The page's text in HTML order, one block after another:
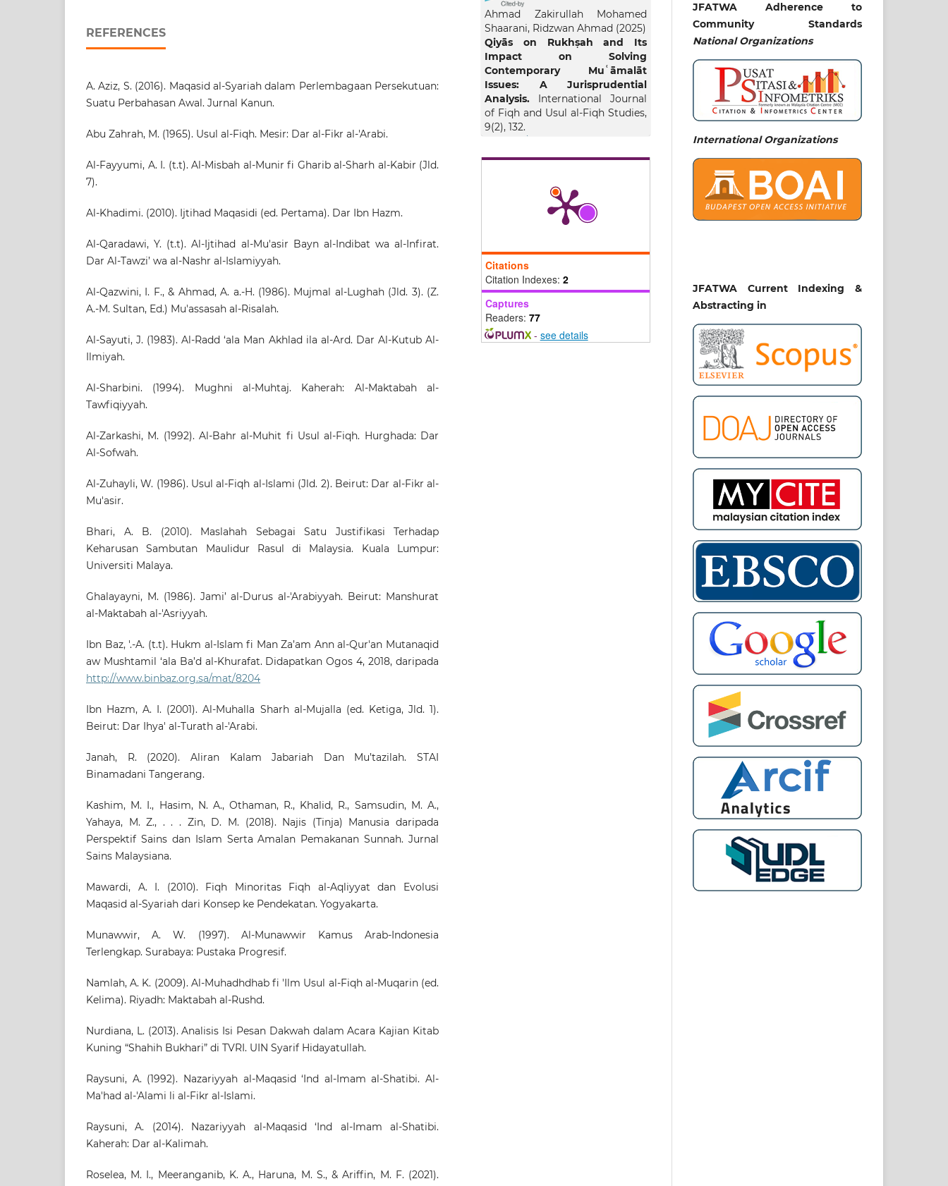
REFERENCES
A. Aziz, S. (2016). Maqasid al-Syariah dalam Perlembagaan Persekutuan:
Suatu Perbahasan Awal. Jurnal Kanun.
Abu Zahrah, M. (1965). Usul al-Fiqh. Mesir: Dar al-Fikr al-'Arabi.
Al-Fayyumi, A. I. (t.t). Al-Misbah al-Munir fi Gharib al-Sharh al-Kabir (Jld.
7).
Al-Khadimi. (2010). Ijtihad Maqasidi (ed. Pertama). Dar Ibn Hazm.
Al-Qaradawi, Y. (t.t). Al-Ijtihad al-Mu'asir Bayn al-Indibat wa al-Infirat.
Dar Al-Tawzi’ wa al-Nashr al-Islamiyyah.
Al-Qazwini, I. F., & Ahmad, A. a.-H. (1986). Mujmal al-Lughah (Jld. 3). (Z.
A.-M. Sultan, Ed.) Mu'assasah al-Risalah.
Al-Sayuti, J. (1983). Al-Radd ‘ala Man Akhlad ila al-Ard. Dar Al-Kutub Al-
Ilmiyah.
Al-Sharbini. (1994). Mughni al-Muhtaj. Kaherah: Al-Maktabah al-
Tawfiqiyyah.
Al-Zarkashi, M. (1992). Al-Bahr al-Muhit fi Usul al-Fiqh. Hurghada: Dar
Al-Sofwah.
Al-Zuhayli, W. (1986). Usul al-Fiqh al-Islami (Jld. 2). Beirut: Dar al-Fikr al-
Mu'asir.
Bhari, A. B. (2010). Maslahah Sebagai Satu Justifikasi Terhadap
Keharusan Sambutan Maulidur Rasul di Malaysia. Kuala Lumpur:
Universiti Malaya.
Ghalayayni, M. (1986). Jami’ al-Durus al-'Arabiyyah. Beirut: Manshurat
al-Maktabah al-'Asriyyah.
Ibn Baz, '.-A. (t.t). Hukm al-Islam fi Man Za’am Ann al-Qur'an Mutanaqid
aw Mushtamil ‘ala Ba’d al-Khurafat. Didapatkan Ogos 4, 2018, daripada
http://www.binbaz.org.sa/mat/8204
Ibn Hazm, A. I. (2001). Al-Muhalla Sharh al-Mujalla (ed. Ketiga, Jld. 1).
Beirut: Dar Ihya' al-Turath al-'Arabi.
Janah, R. (2020). Aliran Kalam Jabariah Dan Mu’tazilah. STAI
Binamadani Tangerang.
Kashim, M. I., Hasim, N. A., Othaman, R., Khalid, R., Samsudin, M. A.,
Yahaya, M. Z., . . . Zin, D. M. (2018). Najis (Tinja) Manusia daripada
Perspektif Sains dan Islam Serta Amalan Pemakanan Sunnah. Jurnal
Sains Malaysiana.
Mawardi, A. I. (2010). Fiqh Minoritas Fiqh al-Aqliyyat dan Evolusi
Maqasid al-Syariah dari Konsep ke Pendekatan. Yogyakarta.
Munawwir, A. W. (1997). Al-Munawwir Kamus Arab-Indonesia
Terlengkap. Surabaya: Pustaka Progresif.
Namlah, A. K. (2009). Al-Muhadhdhab fi 'Ilm Usul al-Fiqh al-Muqarin (ed.
Kelima). Riyadh: Maktabah al-Rushd.
Nurdiana, L. (2013). Analisis Isi Pesan Dakwah dalam Acara Kajian Kitab
Kuning “Shahih Bukhari” di TVRI. UIN Syarif Hidayatullah.
Raysuni, A. (1992). Nazariyyah al-Maqasid ‘Ind al-Imam al-Shatibi. Al-
Ma'had al-'Alami li al-Fikr al-Islami.
Raysuni, A. (2014). Nazariyyah al-Maqasid ‘Ind al-Imam al-Shatibi.
Kaherah: Dar al-Kalimah.
Roselea, M. I., Meeranganib, K. A., Haruna, M. S., & Ariffin, M. F. (2021).
Ahmad Zakirullah Mohamed
Shaarani, Ridzwan Ahmad (2025)
Qiyās on Rukhṣah and Its
Impact on Solving
Contemporary Muʿāmalāt
Issues: A Jurisprudential
Analysis.
International Journal
of Fiqh and Usul al-Fiqh Studies,
9(2), 132.
Mohd Khir Johari Abas,
Muhammad Firdaus Abdul
Manaf, Mohd Kamel Mat Salleh
Sembilan terhadap Ijtihad
kontemporari [The
understanding of
contemporary Ijtihad among
members of the Negeri
Sembilan Fatwa committee].
Muallim Journal of Social
Citations
Citation Indexes: 2
Captures
Readers: 77
- see details
JFATWA Adherence to
Community Standards
National Organizations
International Organizations
JFATWA Current Indexing &
Abstracting in